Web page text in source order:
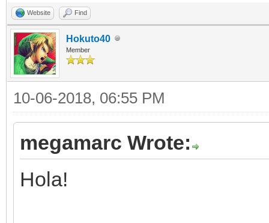
Website Find
Hokuto40
Member
10-06-2018, 06:55 PM
megamarc Wrote:
Hola!